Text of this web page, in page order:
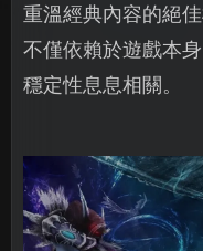
重溫經典內容的絕
不僅依賴於遊戲本
穩定性息息相關。